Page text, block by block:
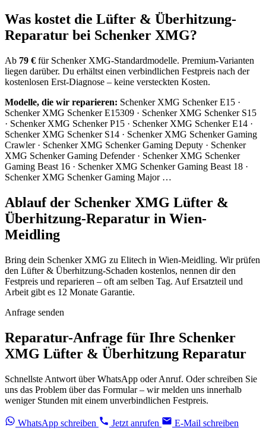
Was kostet die Lüfter & Überhitzung-
Reparatur bei Schenker XMG?
Ab 79 € für Schenker XMG-Standardmodelle. Premium-Varianten
liegen darüber. Du erhältst einen verbindlichen Festpreis nach der
kostenlosen Erst-Diagnose – keine versteckten Kosten.
Modelle, die wir reparieren: Schenker XMG Schenker E15 ·
Schenker XMG Schenker E15309 · Schenker XMG Schenker S15
· Schenker XMG Schenker P15 · Schenker XMG Schenker E14 ·
Schenker XMG Schenker S14 · Schenker XMG Schenker Gaming
Crawler · Schenker XMG Schenker Gaming Deputy · Schenker
XMG Schenker Gaming Defender · Schenker XMG Schenker
Gaming Beast 16 · Schenker XMG Schenker Gaming Beast 18 ·
Schenker XMG Schenker Gaming Major …
Ablauf der Schenker XMG Lüfter &
Überhitzung-Reparatur in Wien-
Meidling
Bring dein Schenker XMG zu Elitech in Wien-Meidling. Wir prüfen
den Lüfter & Überhitzung-Schaden kostenlos, nennen dir den
Festpreis und reparieren – oft am selben Tag. Auf Ersatzteil und
Arbeit gibt es 12 Monate Garantie.
Anfrage senden
Reparatur-Anfrage für Ihre Schenker
XMG Lüfter & Überhitzung Reparatur
Schnellste Antwort über WhatsApp oder Anruf. Oder schreiben Sie
uns das Problem über das Formular – wir melden uns innerhalb
weniger Stunden mit einem unverbindlichen Festpreis.
WhatsApp schreiben Jetzt anrufen E-Mail schreiben